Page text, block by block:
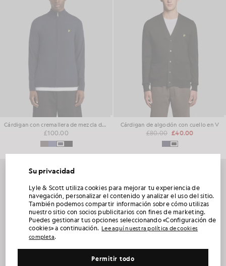
Cárdigan con cremallera de mezcla de lana de cordero
£100.00
Cárdigan de algodón con cuello en V
£80.00 £40.00
Su privacidad
Lyle & Scott utiliza cookies para mejorar tu experiencia de
navegación, personalizar el contenido y analizar el uso del sitio.
También podemos compartir información sobre cómo utilizas
nuestro sitio con socios publicitarios con fines de marketing.
Puedes gestionar tus opciones seleccionando «Configuración de
cookies» a continuación. Lee aquí nuestra política de cookies
completa.
Permitir todo
DESBLOQUEA UN 15 % DE DESCUENTO EN
TU PRIMER PEDIDO
Únete al Club Lyle & Scott y sé el primero en enterarte de los lanzamientos de la nueva
temporada, las colaboraciones y las rebajas de temporada exclusivas para socios,
además de conseguir un código de bienvenida único del 15 %.
¿Alguna preferencia adicional en cuanto a la comunicación?